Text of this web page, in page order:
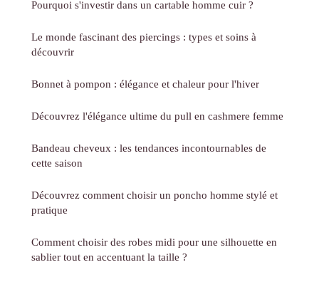
Pourquoi s'investir dans un cartable homme cuir ?
Le monde fascinant des piercings : types et soins à
découvrir
Bonnet à pompon : élégance et chaleur pour l'hiver
Découvrez l'élégance ultime du pull en cashmere femme
Bandeau cheveux : les tendances incontournables de
cette saison
Découvrez comment choisir un poncho homme stylé et
pratique
Comment choisir des robes midi pour une silhouette en
sablier tout en accentuant la taille ?